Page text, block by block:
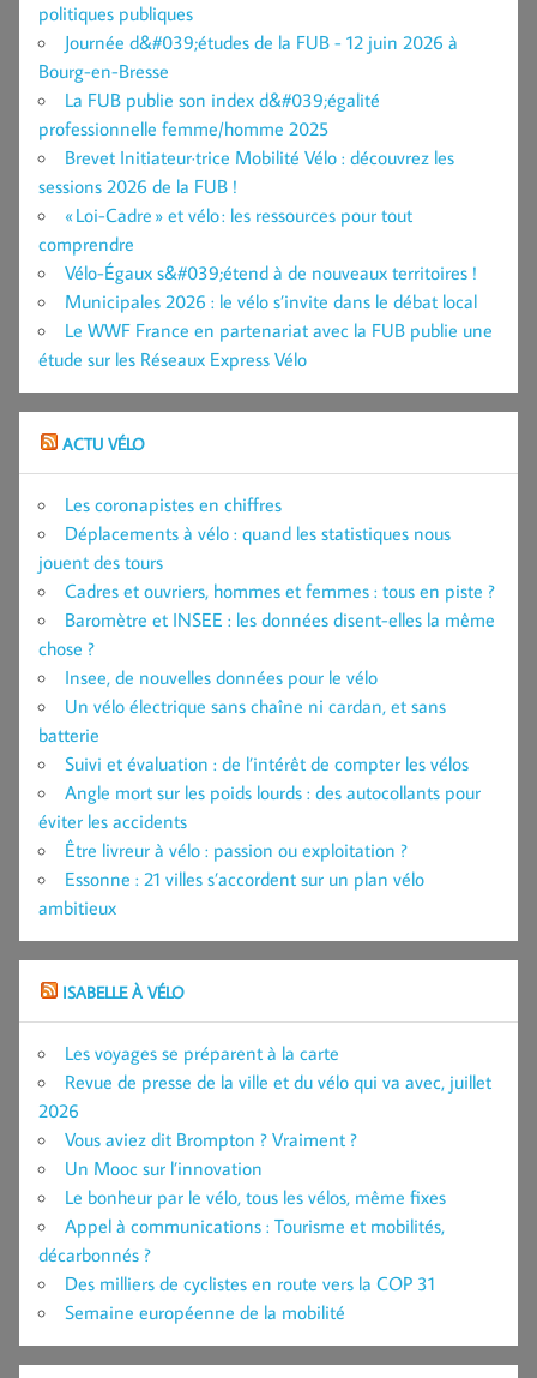
politiques publiques
Journée d&#039;études de la FUB - 12 juin 2026 à
Bourg-en-Bresse
La FUB publie son index d&#039;égalité
professionnelle femme/homme 2025
Brevet Initiateur·trice Mobilité Vélo : découvrez les
sessions 2026 de la FUB !
« Loi-Cadre » et vélo : les ressources pour tout
comprendre
Vélo-Égaux s&#039;étend à de nouveaux territoires !
Municipales 2026 : le vélo s’invite dans le débat local
Le WWF France en partenariat avec la FUB publie une
étude sur les Réseaux Express Vélo
ACTU VÉLO
Les coronapistes en chiffres
Déplacements à vélo : quand les statistiques nous
jouent des tours
Cadres et ouvriers, hommes et femmes : tous en piste ?
Baromètre et INSEE : les données disent-elles la même
chose ?
Insee, de nouvelles données pour le vélo
Un vélo électrique sans chaîne ni cardan, et sans
batterie
Suivi et évaluation : de l’intérêt de compter les vélos
Angle mort sur les poids lourds : des autocollants pour
éviter les accidents
Être livreur à vélo : passion ou exploitation ?
Essonne : 21 villes s’accordent sur un plan vélo
ambitieux
ISABELLE À VÉLO
Les voyages se préparent à la carte
Revue de presse de la ville et du vélo qui va avec, juillet
2026
Vous aviez dit Brompton ? Vraiment ?
Un Mooc sur l’innovation
Le bonheur par le vélo, tous les vélos, même fixes
Appel à communications : Tourisme et mobilités,
décarbonnés ?
Des milliers de cyclistes en route vers la COP 31
Semaine européenne de la mobilité